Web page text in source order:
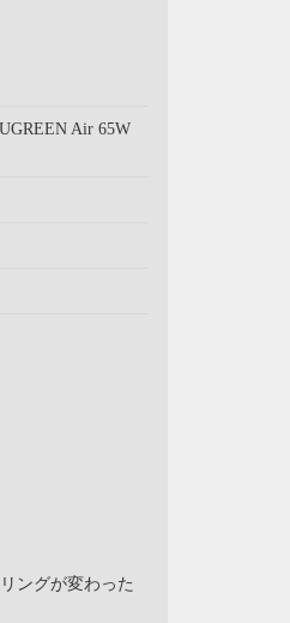
Air 65W
ングが変わった